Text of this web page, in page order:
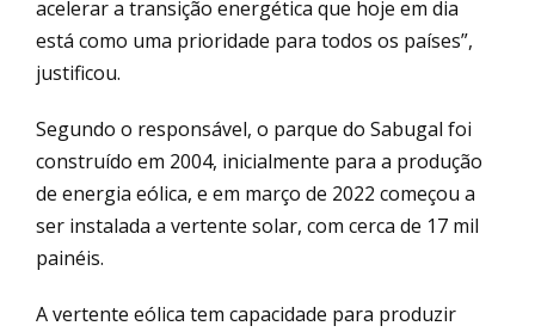
acelerar a transição energética que hoje em dia
está como uma prioridade para todos os países”,
justificou.
Segundo o responsável, o parque do Sabugal foi
construído em 2004, inicialmente para a produção
de energia eólica, e em março de 2022 começou a
ser instalada a vertente solar, com cerca de 17 mil
painéis.
A vertente eólica tem capacidade para produzir